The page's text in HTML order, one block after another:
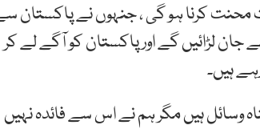
محنت کرنا ہو گی ، جنہوں نے پاکستان
لڑائیں گے اور پاکستان کو آگے لے کر
ہیں۔
وسائل ہیں مگر ہم نے اس سے فائدہ نہیں